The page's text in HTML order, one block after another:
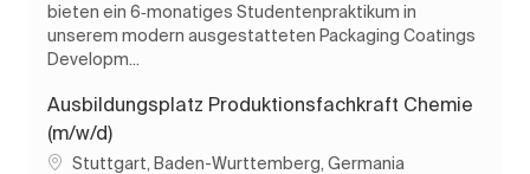
bieten ein 6‑monatiges Studentenpraktikum in
unserem modern ausgestatteten Packaging Coatings
Developm...
Ausbildungsplatz Produktionsfachkraft Chemie
(m/w/d)
LocStuttgart, Baden-Wurttemberg, Germania